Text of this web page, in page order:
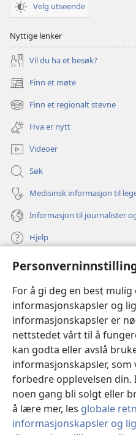
For å gi deg en best
informasjonskapsler og
informasjonskapsler er
nettstedet vårt til å
kan godta eller avslå
informasjonskapsler,
forbedre opplevelsen din.
noen gang bli solgt eller
å lære mer, les globale
informasjonskapsler og
Velg utseende
Nyttige lenker
Vil du ha et besøk?
Finn et møte
(åpner
nytt
vindu)
Finn et regionalt stevne
(åpner
nytt
vindu)
Hva er nytt
Videoer
Søk
Medisinsk informasjon til
Informasjon til journalister
Hjelp
Bidrag
(åpner
nytt
vindu)Watchtower ONLINE
(åpner
nytt
vindu) JW Hub
(åpner
nytt
vindu)JW Library ®
Watchtower Library